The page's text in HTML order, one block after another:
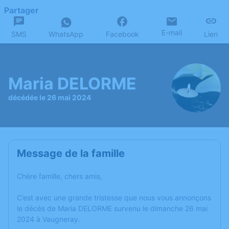
Partager
SMS WhatsApp Facebook E-mail Lien
Maria DELORME
décédée le 26 mai 2024
Message de la famille
Chère famille, chers amis,
C’est avec une grande tristesse que nous vous annonçons
le décès de Maria DELORME survenu le dimanche 26 mai
2024 à Vaugneray.